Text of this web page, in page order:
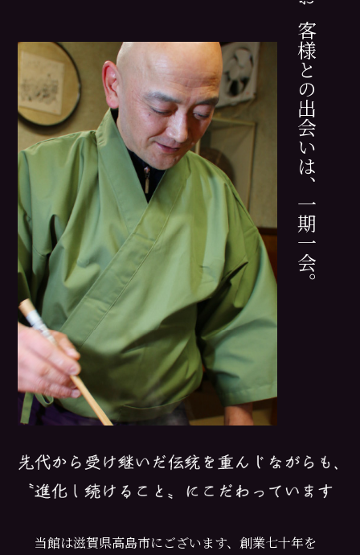
お客様との出会いは、一期一会。
当館は滋賀県高島市にございます、創業七十年を